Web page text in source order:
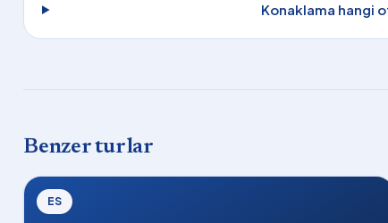
Konaklama hangi
Benzer turlar
ES